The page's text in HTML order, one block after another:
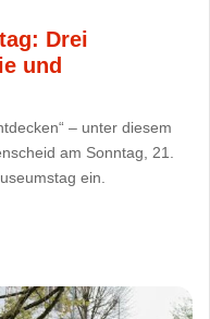
Drei
und
– unter diesem
am Sonntag, 21.
ein.